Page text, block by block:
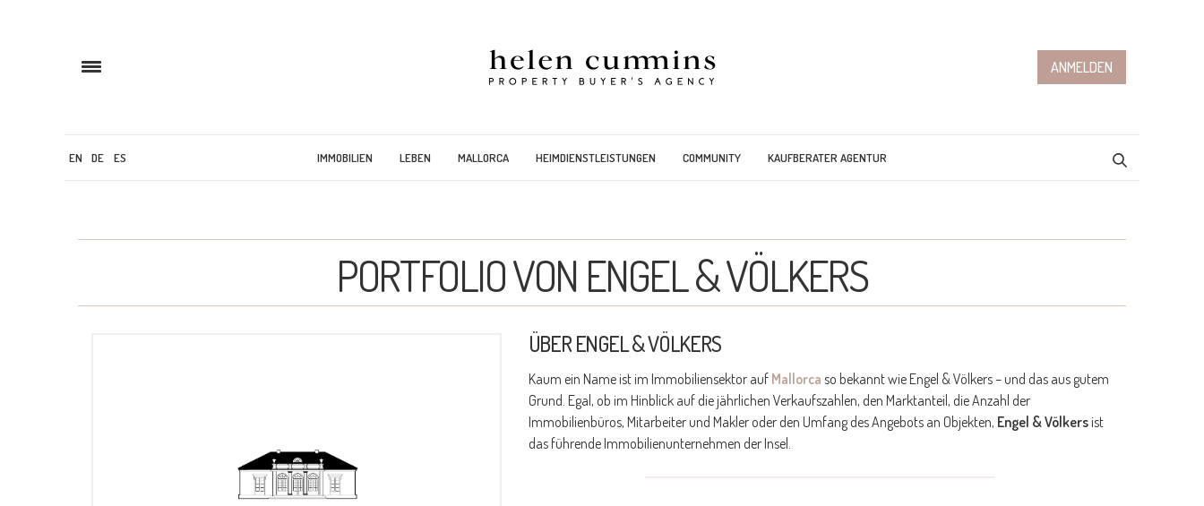
ANMELDEN
EN DE ES IMMOBILIEN LEBEN MALLORCA HEIMDIENSTLEISTUNGEN COMMUNITY KAUFBERATER AGENTUR
PORTFOLIO VON ENGEL & VÖLKERS
ÜBER ENGEL & VÖLKERS
Kaum ein Name ist im Immobiliensektor auf Mallorca so bekannt wie Engel & Völkers – und das aus gutem
Grund. Egal, ob im Hinblick auf die jährlichen Verkaufszahlen, den Marktanteil, die Anzahl der
Immobilienbüros, Mitarbeiter und Makler oder den Umfang des Angebots an Objekten, Engel & Völkersist
das führende Immobilienunternehmen der Insel.